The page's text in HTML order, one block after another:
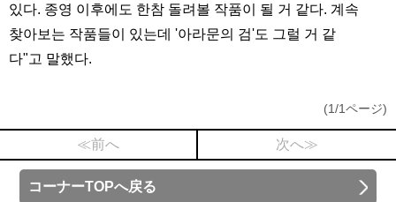
있다. 종영 이후에도 한참 돌려볼 작품이 될 거 같다. 계속
찾아보는 작품들이 있는데 '아라문의 검'도 그럴 거 같
다"고 말했다.
(1/1ページ)
≪前へ 次へ≫
コーナーTOPへ戻る